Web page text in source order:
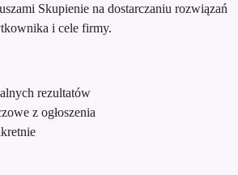
Skupienie na dostarczaniu rozwiązań
i cele firmy.
rezultatów
z ogłoszenia